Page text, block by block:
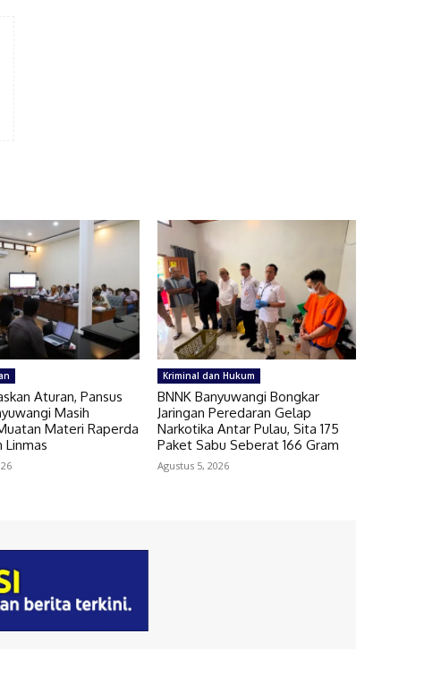
Aturan, Pansus
Masih
Materi Raperda
Linmas
Kriminal dan Hukum
BNNK Banyuwangi Bongkar
Jaringan Peredaran Gelap
Narkotika Antar Pulau, Sita 175
Paket Sabu Seberat 166 Gram
Agustus 5, 2026